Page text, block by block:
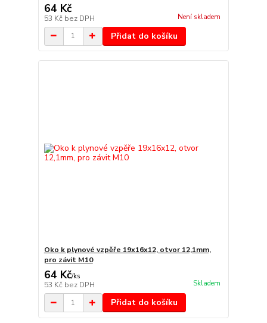
64 Kč
53 Kč bez DPH Není skladem
Přidat do košíku
Oko k plynové vzpěře 19x16x12, otvor 12,1mm,
pro závit M10
64 Kč/ks
53 Kč bez DPH Skladem
Přidat do košíku